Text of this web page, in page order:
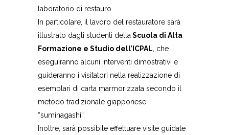
laboratorio di restauro.
In particolare, il lavoro del restauratore sarà
illustrato dagli studenti della Scuola di Alta
Formazione e Studio dell’ICPAL , che
eseguiranno alcuni interventi dimostrativi e
guideranno i visitatori nella realizzazione di
esemplari di carta marmorizzata secondo il
metodo tradizionale giapponese
“suminagashi”.
Inoltre, sarà possibile effettuare visite guidate